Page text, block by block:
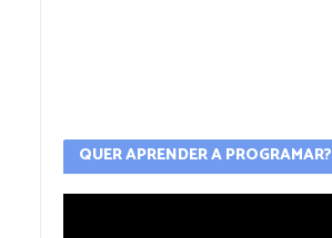
QUER APRENDER A PROGRAMAR?